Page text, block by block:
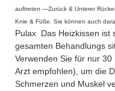
auftreten —Zurück & Unterer
Knie & Füße. Sie können auch
Pulax Das Heizkissen ist
gesamten Behandlungs
Verwenden Sie für nur
Arzt empfohlen), um die
Schmerzen und Muskel